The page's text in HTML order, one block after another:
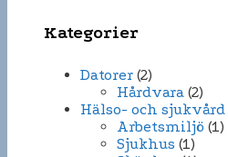
Kategorier
Datorer (2)
Hårdvara (2)
Hälso- och sjukvård
Arbetsmiljö (1)
Sjukhus (1)